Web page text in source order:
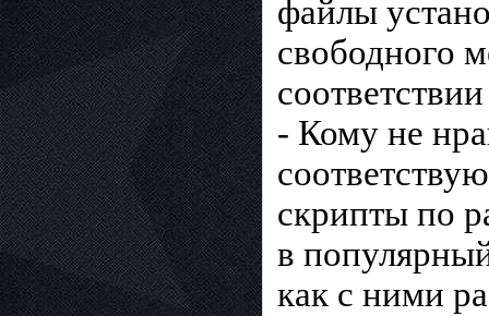
файлы
свободного
- Кому не
скрипты по
в
как с ними